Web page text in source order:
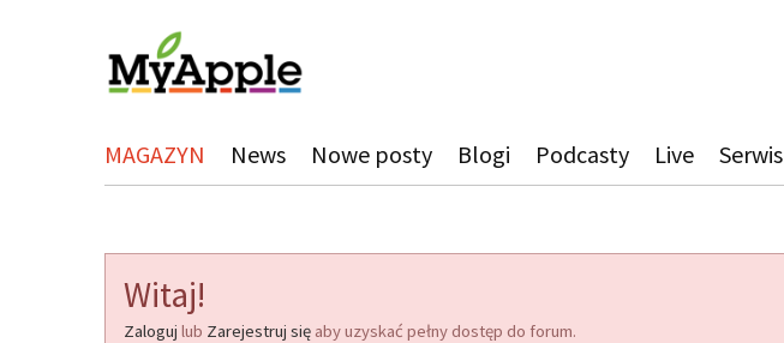
MAGAZYN News Nowe posty Blogi Podcasty Live Serwis
Witaj!
Zaloguj lub Zarejestruj się aby uzyskać pełny dostęp do forum.